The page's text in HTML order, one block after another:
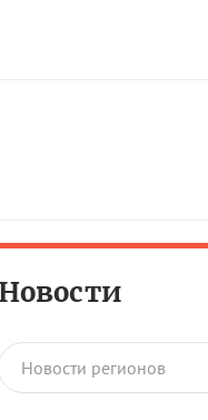
Новости
Новости регионов